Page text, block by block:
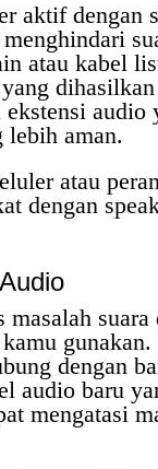
aktif dengan
atau kabel
audio
lebih aman.
atau
dengan
suara
gunakan.
dengan
audio baru
mengatasi